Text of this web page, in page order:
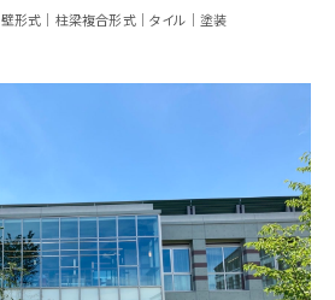
壁形式 柱梁複合形式 タイル 塗装